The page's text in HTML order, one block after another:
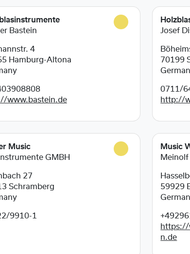
Bastein
4
Hamburg-Altona
www.bastein.de
Josef
70199
0711/
http://
Music
GMBH
27
Schramberg
9910-1
Music
Meinolf
59929
https://
n.de